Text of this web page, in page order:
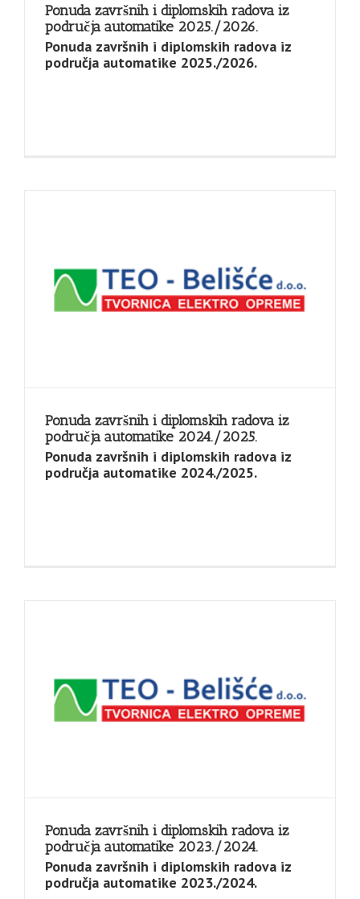
Ponuda završnih i diplomskih radova iz
područja automatike 2025./2026.
Ponuda završnih i diplomskih radova iz
područja automatike 2025./2026.
Ponuda završnih i diplomskih radova iz
područja automatike 2024./2025.
Ponuda završnih i diplomskih radova iz
područja automatike 2024./2025.
Ponuda završnih i diplomskih radova iz
područja automatike 2023./2024.
Ponuda završnih i diplomskih radova iz
područja automatike 2023./2024.